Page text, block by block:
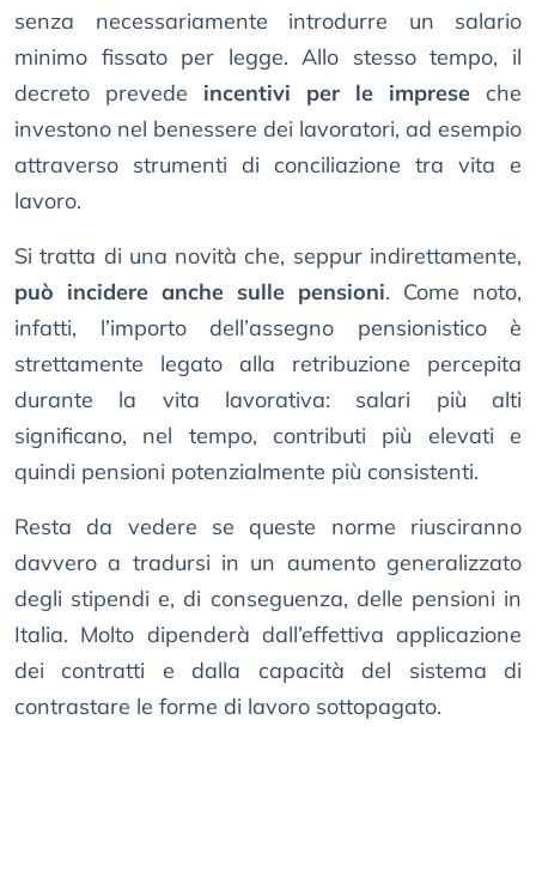
senza necessariamente introdurre un salario
minimo fissato per legge. Allo stesso tempo, il
decreto prevede incentivi per le imprese che
investono nel benessere dei lavoratori, ad esempio
attraverso strumenti di conciliazione tra vita e
lavoro.
Si tratta di una novità che, seppur indirettamente,
può incidere anche sulle pensioni. Come noto,
infatti, l’importo dell’assegno pensionistico è
strettamente legato alla retribuzione percepita
durante la vita lavorativa: salari più alti
significano, nel tempo, contributi più elevati e
quindi pensioni potenzialmente più consistenti.
Resta da vedere se queste norme riusciranno
davvero a tradursi in un aumento generalizzato
degli stipendi e, di conseguenza, delle pensioni in
Italia. Molto dipenderà dall’effettiva applicazione
dei contratti e dalla capacità del sistema di
contrastare le forme di lavoro sottopagato.